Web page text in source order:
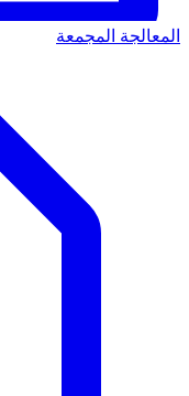
المعالجة المجمعة